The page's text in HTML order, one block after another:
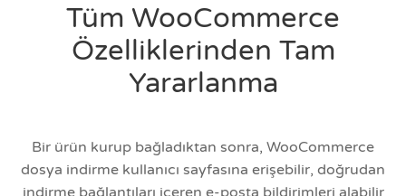
Tüm WooCommerce
Özelliklerinden Tam
Yararlanma
Bir ürün kurup bağladıktan sonra, WooCommerce
dosya indirme kullanıcı sayfasına erişebilir, doğrudan
indirme bağlantıları içeren e-posta bildirimleri alabilir